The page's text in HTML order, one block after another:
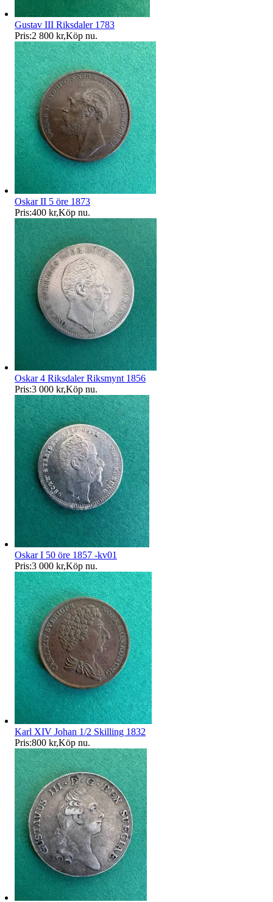
Gustav III Riksdaler 1783
Pris:2 800 kr,Köp nu.
Oskar II 5 öre 1873
Pris:400 kr,Köp nu.
Oskar 4 Riksdaler Riksmynt 1856
Pris:3 000 kr,Köp nu.
Oskar I 50 öre 1857 -kv01
Pris:3 000 kr,Köp nu.
Karl XIV Johan 1/2 Skilling 1832
Pris:800 kr,Köp nu.